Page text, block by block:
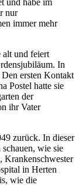
nur
immer mehr
alt und feiert
In
ersten Kontakt
Postel hatte sie
der
ihr Vater
zurück. In dieser
wie sie
Krankenschwester
in Herten
wie die